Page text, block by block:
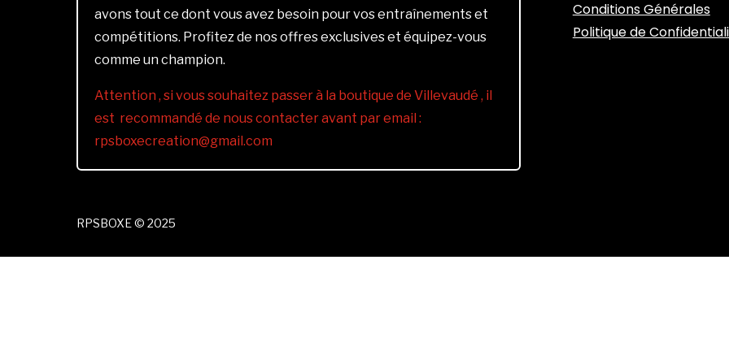
avons tout ce dont vous avez besoin pour vos entraînements et
compétitions. Profitez de nos offres exclusives et équipez-vous
comme un champion.
Attention , si vous souhaitez passer à la boutique de Villevaudé , il
est recommandé de nous contacter avant par email :
rpsboxecreation@gmail.com
Conditions Générales
Politique de
RPSBOXE © 2025